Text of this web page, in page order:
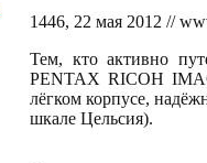
1446, 22 мая 2012 //
Тем, кто активно
PENTAX RICOH
лёгком корпусе,
шкале Цельсия).